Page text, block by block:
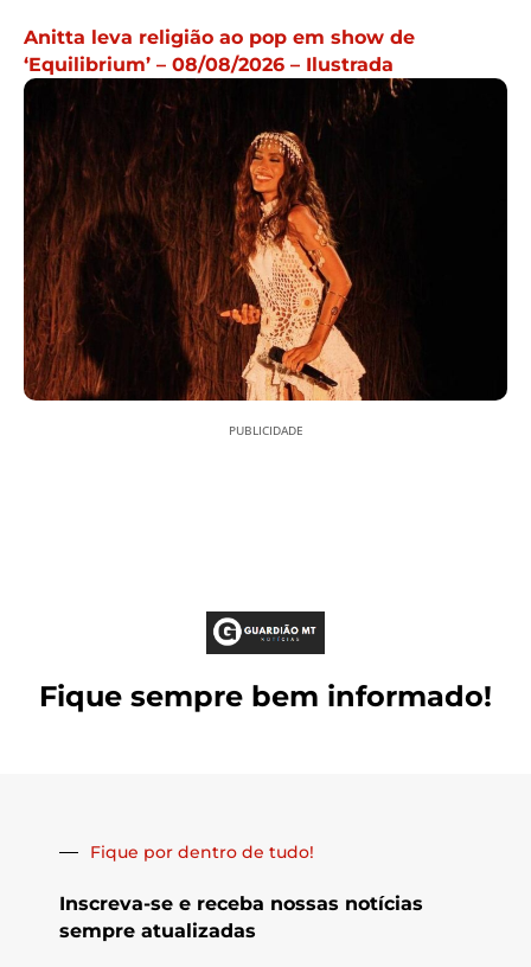
Anitta leva religião ao pop em show de
‘Equilibrium’ – 08/08/2026 – Ilustrada
PUBLICIDADE
Fique sempre bem informado!
Fique por dentro de tudo!
Inscreva-se e receba nossas notícias
sempre atualizadas